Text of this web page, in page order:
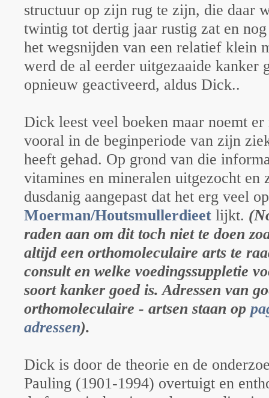
structuur op zijn rug te zijn, die daar
twintig tot dertig jaar rustig zat en nog
het wegsnijden van een relatief klein
werd de al eerder uitgezaaide kanker
opnieuw geactiveerd, aldus Dick..
Dick leest veel boeken maar noemt
vooral in de beginperiode van zijn
heeft gehad. Op grond van die
vitamines en mineralen uitgezocht en
dusdanig aangepast dat het erg veel
Moerman/Houtsmullerdieet lijkt.
raden aan om dit toch niet te doen
altijd een orthomoleculaire arts te
consult en welke voedingssuppletie
soort kanker goed is. Adressen van
orthomoleculaire - artsen staan op
adressen).
Dick is door de theorie en de
Pauling (1901-1994) overtuigt en